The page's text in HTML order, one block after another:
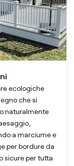
ecologiche
che si
naturalmente
a marciume e
per bordure da
sicure per tutta